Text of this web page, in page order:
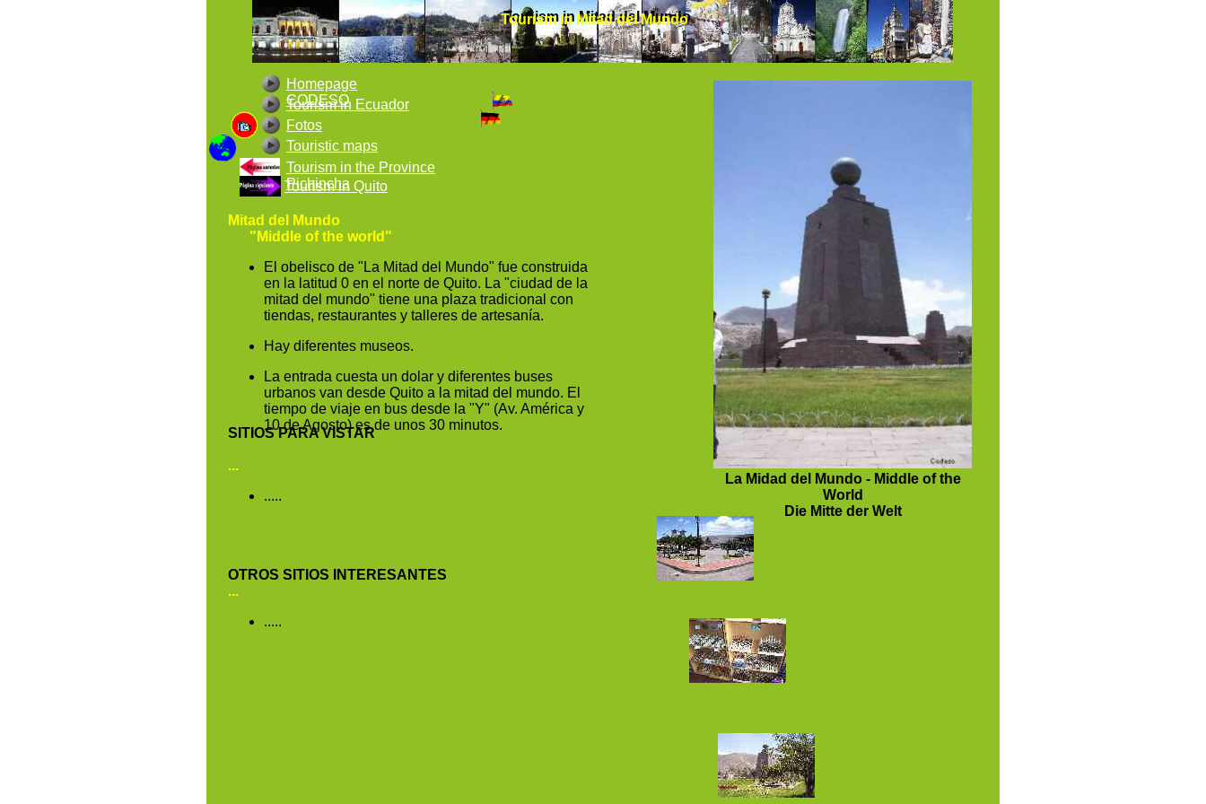
SITIOS PARA VISTAR
...
.....
OTROS SITIOS INTERESANTES
...
.....
Mitad del Mundo
"Middle of the world"
El obelisco de "La Mitad del Mundo" fue construida
en la latitud 0 en el norte de Quito. La "ciudad de la
mitad del mundo" tiene una plaza tradicional con
tiendas, restaurantes y talleres de artesanía.
Hay diferentes museos.
La entrada cuesta un dolar y diferentes buses
urbanos van desde Quito a la mitad del mundo. El
tiempo de viaje en bus desde la "Y" (Av. América y
10 de Agosto) es de unos 30 minutos.
La Midad del Mundo - Middle of the
World
Die Mitte der Welt
Homepage
CODESO
Tourism in Ecuador
Touristic maps
Fotos
Tourism in Quito
Tourism in the Province
Pichincha
Tourism in Mitad del Mundo
Tourism in Mitad del Mundo